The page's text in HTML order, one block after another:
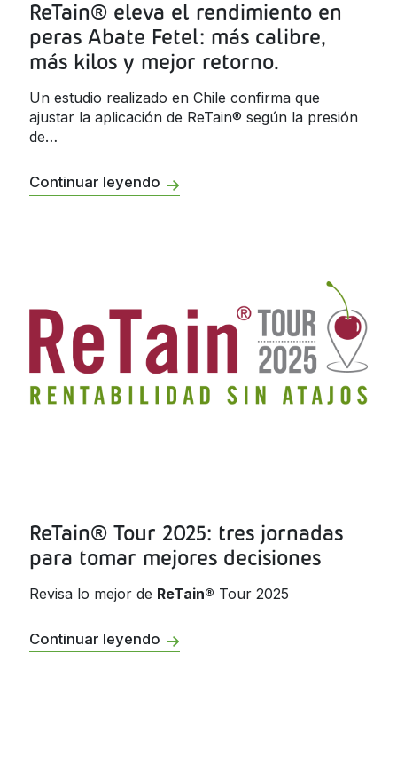
ReTain® eleva el rendimiento en
peras Abate Fetel: más calibre,
más kilos y mejor retorno.
Un estudio realizado en Chile confirma que
ajustar la aplicación de ReTain® según la presión
de…
Continuar leyendo
ReTain® Tour 2025: tres jornadas
para tomar mejores decisiones
Revisa lo mejor de ReTain® Tour 2025
Continuar leyendo